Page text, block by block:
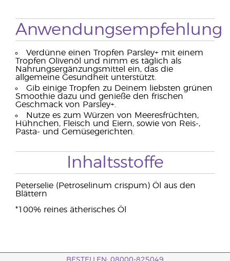
Anwendungsempfehlung
Verdünne einen Tropfen Parsley+ mit einem
Tropfen Olivenöl und nimm es täglich als
Nahrungsergänzungsmittel ein, das die
allgemeine Gesundheit unterstützt.
Gib einige Tropfen zu Deinem liebsten grünen
Smoothie dazu und genieße den frischen
Geschmack von Parsley+.
Nutze es zum Würzen von Meeresfrüchten,
Hühnchen, Fleisch und Eiern, sowie von Reis-,
Pasta- und Gemüsegerichten.
Inhaltsstoffe
Peterselie (Petroselinum crispum) Öl aus den
Blättern
*100% reines ätherisches Öl